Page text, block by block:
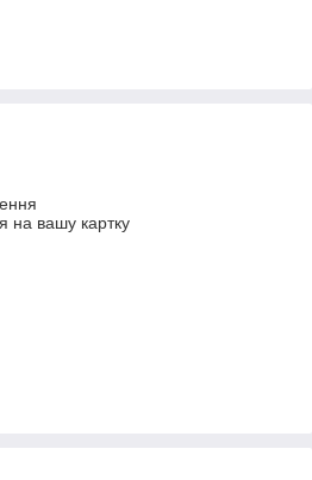
на вашу картку